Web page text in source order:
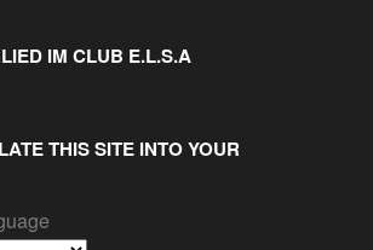
IM CLUB E.L.S.A
THIS SITE INTO YOUR